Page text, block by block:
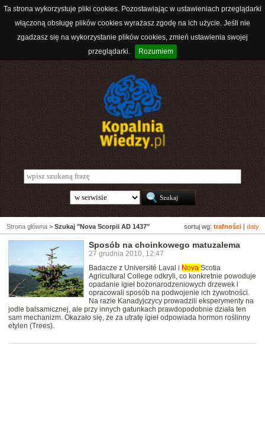
Ta strona wykorzystuje pliki cookies. Pozostawiając w ustawieniach przeglądarki
włączoną obsługę plików cookies wyrażasz zgodę na ich użycie. Jeśli nie
zgadzasz się na wykorzystanie plików cookies, zmień ustawienia swojej
przeglądarki.
Rozumiem
sortuj wg: trafności daty
Strona główna > Szukaj "Nova Scorpii AD 1437"
Sposób na choinkowego matuzalema
27 grudnia 2010, 12:47
Badacze z Université Laval i Nova Scotia
Agricultural College odkryli, co konkretnie powoduje
opadanie igieł bożonarodzeniowych drzewek i
opracowali sposób na podwojenie ich żywotności.
Na razie Kanadyjczycy prowadzili eksperymenty na
jodle balsamicznej, ale przy innych gatunkach prawdopodobnie działa ten
sam mechanizm. Okazało się, że za utratę igieł odpowiada hormon roślinny
etylen (Trees).